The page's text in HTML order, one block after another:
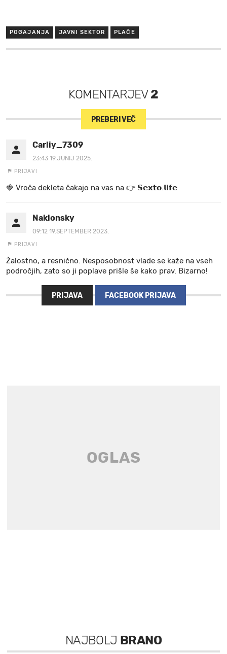
POGAJANJA JAVNI SEKTOR PLAČE
KOMENTARJEV2
PREBERI VEČ
Carliy_7309
23:43 19.JUNIJ 2025.
PRIJAVI
🍓 V r o č a d e k l e t a ča k a jo na va s n a 👉 𝗦𝗲𝘅𝘁𝗼.𝗹𝗶𝗳𝗲
Naklonsky
09:12 19.SEPTEMBER 2023.
PRIJAVI
Žalostno, a resnično. Nesposobnost vlade se kaže na vseh
področjih, zato so ji poplave prišle še kako prav. Bizarno!
PRIJAVA FACEBOOK PRIJAVA
NAJBOLJ BRANO